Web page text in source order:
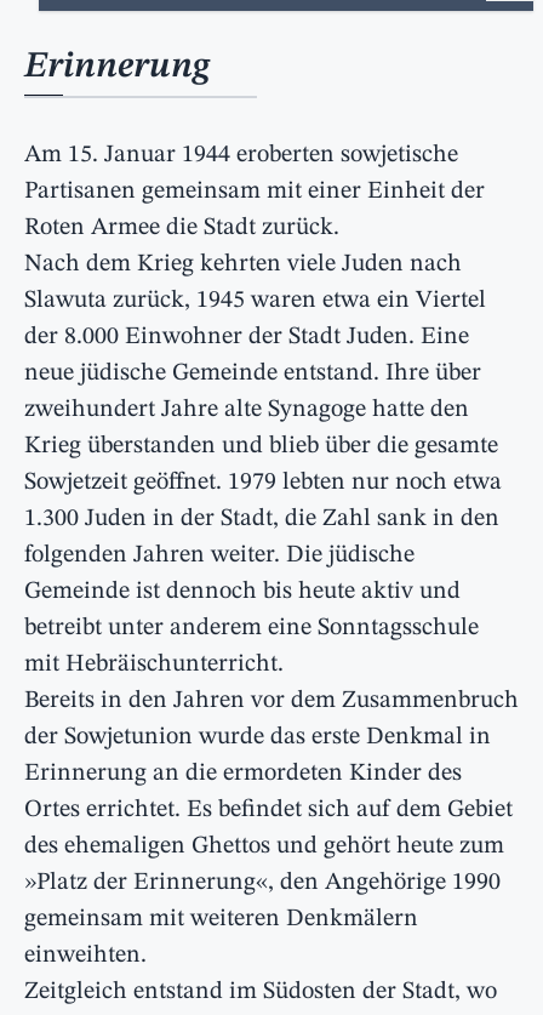
Erinnerung
Am 15. Januar 1944 eroberten sowjetische
Partisanen gemeinsam mit einer Einheit der
Roten Armee die Stadt zurück.
Nach dem Krieg kehrten viele Juden nach
Slawuta zurück, 1945 waren etwa ein Viertel
der 8.000 Einwohner der Stadt Juden. Eine
neue jüdische Gemeinde entstand. Ihre über
zweihundert Jahre alte Synagoge hatte den
Krieg überstanden und blieb über die gesamte
Sowjetzeit geöffnet. 1979 lebten nur noch etwa
1.300 Juden in der Stadt, die Zahl sank in den
folgenden Jahren weiter. Die jüdische
Gemeinde ist dennoch bis heute aktiv und
betreibt unter anderem eine Sonntagsschule
mit Hebräischunterricht.
Bereits in den Jahren vor dem Zusammenbruch
der Sowjetunion wurde das erste Denkmal in
Erinnerung an die ermordeten Kinder des
Ortes errichtet. Es befindet sich auf dem Gebiet
des ehemaligen Ghettos und gehört heute zum
»Platz der Erinnerung«, den Angehörige 1990
gemeinsam mit weiteren Denkmälern
einweihten.
Zeitgleich entstand im Südosten der Stadt, wo